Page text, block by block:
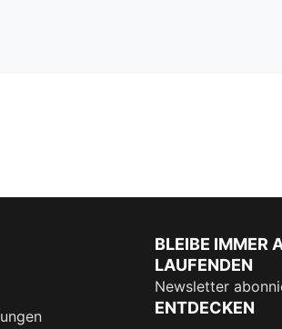
BLEIBE IMMER
LAUFENDEN
Newsletter
ENTDECKEN